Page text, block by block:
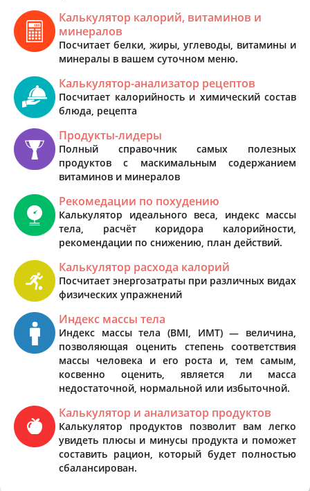
Калькулятор калорий, витаминов и
минералов
Посчитает белки, жиры, углеводы, витамины и
минералы в вашем суточном меню.
Калькулятор-анализатор рецептов
Посчитает калорийность и химический состав
блюда, рецепта
Продукты-лидеры
Полный справочник самых полезных
продуктов с маскимальным содержанием
витаминов и минералов
Рекомедации по похудению
Калькулятор идеального веса, индекс массы
тела, расчёт коридора калорийности,
рекомендации по снижению, план действий.
Калькулятор расхода калорий
Посчитает энергозатраты при различных видах
физических упражнений
Индекс массы тела
Индекс массы тела (BMI, ИМТ) — величина,
позволяющая оценить степень соответствия
массы человека и его роста и, тем самым,
косвенно оценить, является ли масса
недостаточной, нормальной или избыточной.
Калькулятор и анализатор продуктов
Калькулятор продуктов позволит вам легко
увидеть плюсы и минусы продукта и поможет
составить рацион, который будет полностью
сбалансирован.